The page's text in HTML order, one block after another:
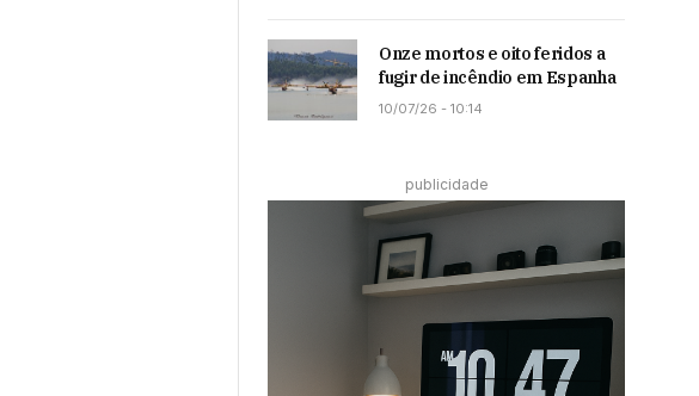
Onze mortos e oito feridos a
fugir de incêndio em Espanha
10/07/26 - 10:14
publicidade